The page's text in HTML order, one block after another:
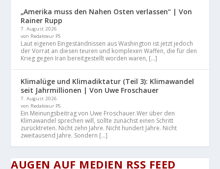
„Amerika muss den Nahen Osten verlassen“ | Von
Rainer Rupp
7. August 2026
von Redakteur PS
Laut eigenen Eingeständnissen aus Washington ist jetzt jedoch
der Vorrat an diesen teuren und komplexen Waffen, die für den
Krieg gegen Iran bereitgestellt worden waren, […]
Klimalüge und Klimadiktatur (Teil 3): Klimawandel
seit Jahrmillionen | Von Uwe Froschauer
7. August 2026
von Redakteur PS
Ein Meinungsbeitrag von Uwe Froschauer.Wer über den
Klimawandel sprechen will, sollte zunächst einen Schritt
zurücktreten. Nicht zehn Jahre. Nicht hundert Jahre. Nicht
zweitausend Jahre. Sondern […]
AUGEN AUF MEDIEN RSS FEED